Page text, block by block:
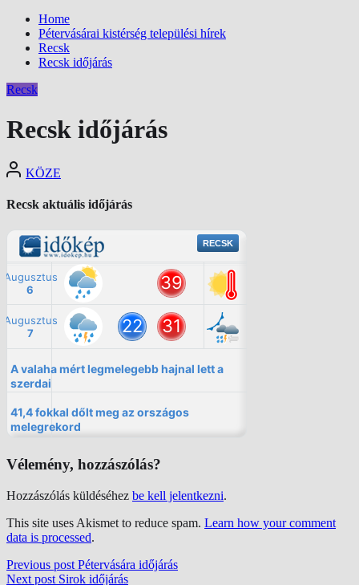
Home
Pétervásárai kistérség települési hírek
Recsk
Recsk időjárás
Recsk
Recsk időjárás
KÖZE
Recsk aktuális időjárás
Vélemény, hozzászólás?
Hozzászólás küldéséhez be kell jelentkezni.
This site uses Akismet to reduce spam. Learn how your comment
data is processed.
Previous post Pétervására időjárás
Next post Sirok időjárás